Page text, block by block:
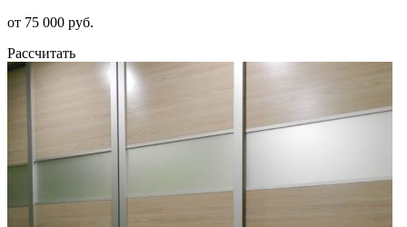
от 75 000 руб.
Рассчитать